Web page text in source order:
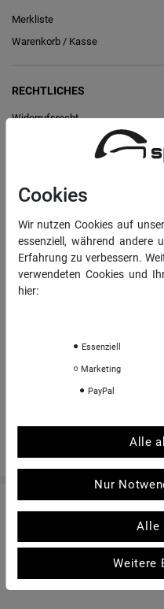
Merkliste
Warenkorb / Kasse
RECHTLICHES
Widerrufs­recht
Vertrag widerrufen
AGB
Impressum
INFORMATIONEN
Über uns
Hinweise zur Batterieentsorgung
Cookies
Wir nutzen Cookies auf
essenziell, während andere
Erfahrung zu verbessern.
verwendeten Cookies und
hier:
Essenziell
Marketing
PayPal
Alle
Nur
Alle
Weitere